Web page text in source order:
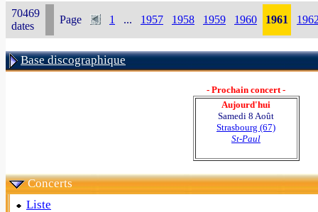
70469
dates
Page 1 ... 1957 1958 1959 1960 1961
Base discographique
- Prochain concert -
Aujourd'hui
Samedi 8 Août
Strasbourg (67)
St-Paul
Concerts
Liste